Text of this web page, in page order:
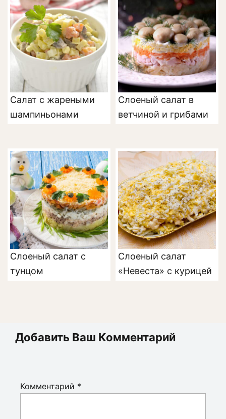
Салат с жареными
шампиньонами
Слоеный салат в
ветчиной и грибами
Слоеный салат с
тунцом
Слоеный салат
«Невеста» с курицей
Добавить Ваш Комментарий
Комментарий *